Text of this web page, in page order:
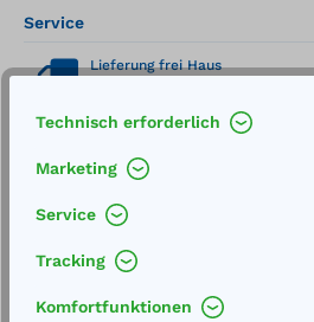
Service
Lieferung frei Haus
Zertifizierte Qualität
Beschreibung
Höhe: 1200 mm Seitenlänge: 160
Technisch erforderlich
Marketing
Service
Tracking
Komfortfunktionen